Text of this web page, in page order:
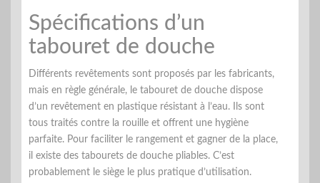
Spécifications d’un
tabouret de douche
Différents revêtements sont proposés par les fabricants,
mais en règle générale, le tabouret de douche dispose
d’un revêtement en plastique résistant à l’eau. Ils sont
tous traités contre la rouille et offrent une hygiène
parfaite. Pour faciliter le rangement et gagner de la place,
il existe des tabourets de douche pliables. C’est
probablement le siège le plus pratique d’utilisation.